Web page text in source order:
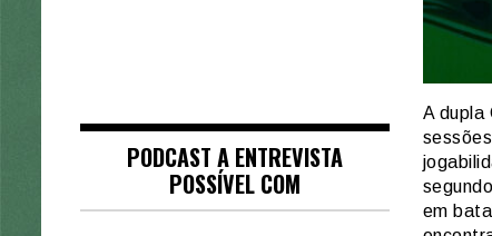
A dupla
em
PODCAST A ENTREVISTA
POSSÍVEL COM